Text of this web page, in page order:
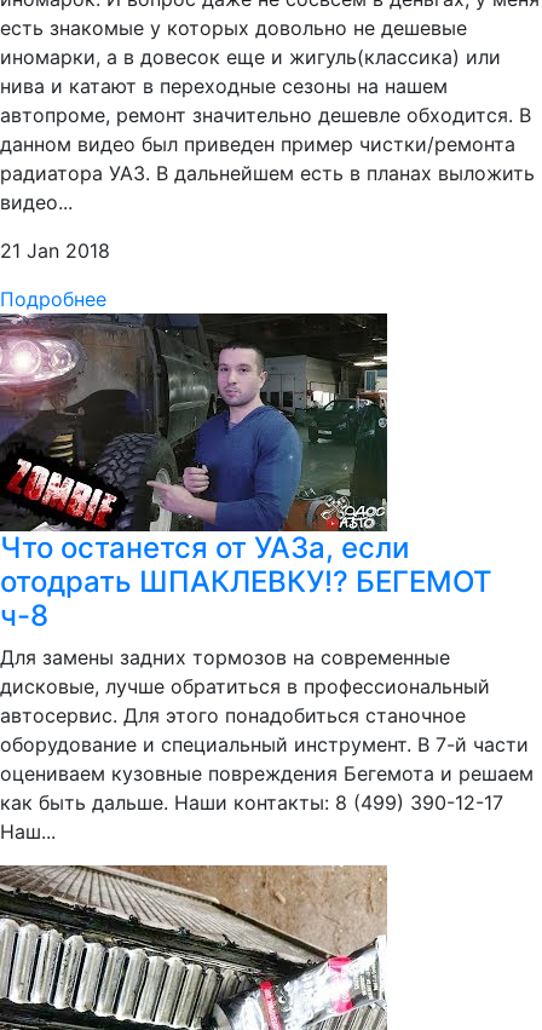
есть знакомые у которых довольно не дешевые
иномарки, а в довесок еще и жигуль(классика) или
нива и катают в переходные сезоны на нашем
автопроме, ремонт значительно дешевле обходится. В
данном видео был приведен пример чистки/ремонта
радиатора УАЗ. В дальнейшем есть в планах выложить
видео...
21 Jan 2018
Подробнее
Что останется от УАЗа, если
отодрать ШПАКЛЕВКУ!? БЕГЕМОТ
ч-8
Для замены задних тормозов на современные
дисковые, лучше обратиться в профессиональный
автосервис. Для этого понадобиться станочное
оборудование и специальный инструмент. В 7-й части
оцениваем кузовные повреждения Бегемота и решаем
как быть дальше. Наши контакты: 8 (499) 390-12-17
Наш...